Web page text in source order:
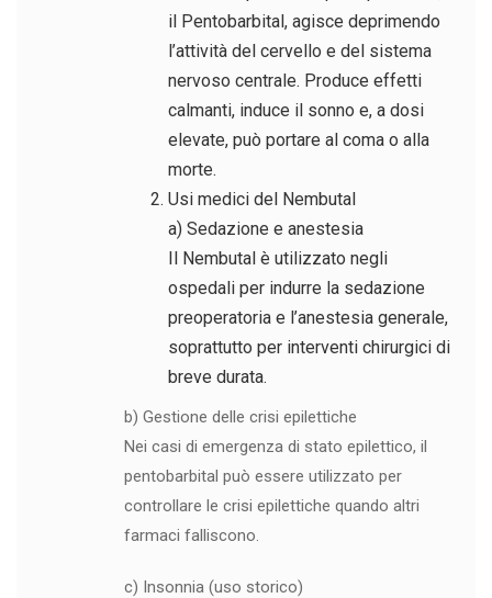
il Pentobarbital, agisce deprimendo
l’attività del cervello e del sistema
nervoso centrale. Produce effetti
calmanti, induce il sonno e, a dosi
elevate, può portare al coma o alla
morte.
Usi medici del Nembutal
a) Sedazione e anestesia
Il Nembutal è utilizzato negli
ospedali per indurre la sedazione
preoperatoria e l’anestesia generale,
soprattutto per interventi chirurgici di
breve durata.
b) Gestione delle crisi epilettiche
Nei casi di emergenza di stato epilettico, il
pentobarbital può essere utilizzato per
controllare le crisi epilettiche quando altri
farmaci falliscono.
c) Insonnia (uso storico)